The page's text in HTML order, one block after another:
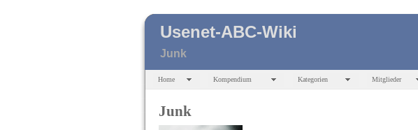
Usenet-ABC-Wiki
Junk
Home Kompendium Kategorien Mitglieder
Junk